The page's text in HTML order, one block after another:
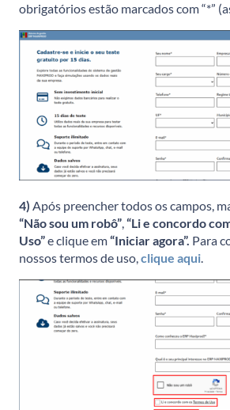
obrigatórios estão marcados com “*”
4) Após preencher todos os campos,
“Não sou um robô”,“Li e concordo
Uso”e clique em“Iniciar agora”. Para
nossos termos de uso,clique aqui.